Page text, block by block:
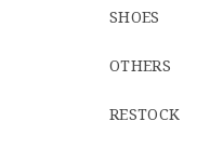
SHOES
OTHERS
RESTOCK